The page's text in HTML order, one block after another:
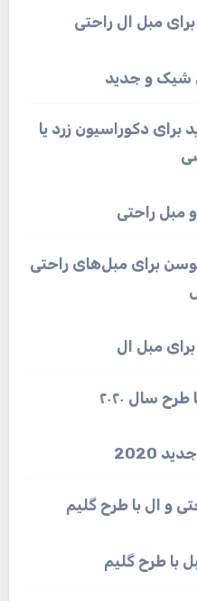
دکوراسیون زرد یا
برای مبل‌های راحتی